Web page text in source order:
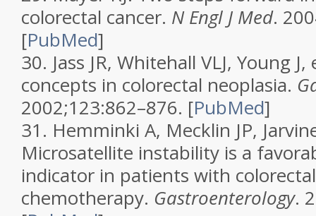
colorectal cancer. N Engl J Med.
[PubMed]
30. Jass JR, Whitehall VLJ, Young
concepts in colorectal neoplasia.
2002;123:862–876. [PubMed]
31. Hemminki A, Mecklin JP,
Microsatellite instability is a
indicator in patients with
chemotherapy. Gastroenterology.